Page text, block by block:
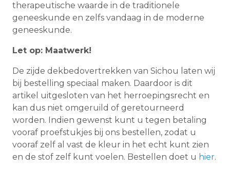
therapeutische waarde in de traditionele
geneeskunde en zelfs vandaag in de moderne
geneeskunde.
Let op: Maatwerk!
De zijde dekbedovertrekken van Sichou laten wij
bij bestelling speciaal maken. Daardoor is dit
artikel uitgesloten van het herroepingsrecht en
kan dus niet omgeruild of geretourneerd
worden. Indien gewenst kunt u tegen betaling
vooraf proefstukjes bij ons bestellen, zodat u
vooraf zelf al vast de kleur in het echt kunt zien
en de stof zelf kunt voelen. Bestellen doet u hier.